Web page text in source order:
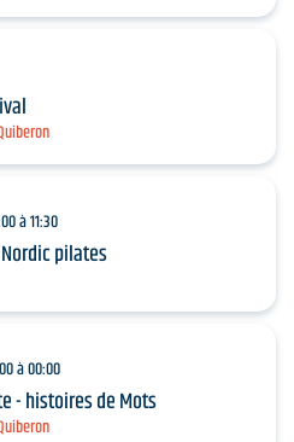
à 11:30
pilates
à 00:00
- histoires de Mots